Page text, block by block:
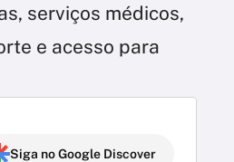
serviços médicos,
e acesso para
Siga no Google Discover